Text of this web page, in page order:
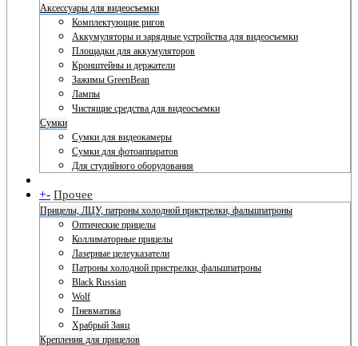
Аксессуары для видеосъемки
Комплектующие ригов
Аккумуляторы и зарядные устройства для видеосъемки
Площадки для аккумуляторов
Кронштейны и держатели
Зажимы GreenBean
Лампы
Чистящие средства для видеосъемки
Сумки
Сумки для видеокамеры
Сумки для фотоаппаратов
Для студийного оборудования
+- Прочее
Прицелы, ЛЦУ, патроны холодной пристрелки, фальшпатроны
Оптические прицелы
Коллиматорные прицелы
Лазерные целеуказатели
Патроны холодной пристрелки, фальшпатроны
Black Russian
Wolf
Пневматика
Храбрый Заяц
Крепления для прицелов